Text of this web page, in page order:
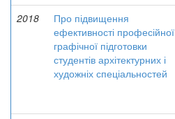
2018
Про підвищення
ефективності професійної
графічної підготовки
студентів архітектурних і
художніх спеціальностей